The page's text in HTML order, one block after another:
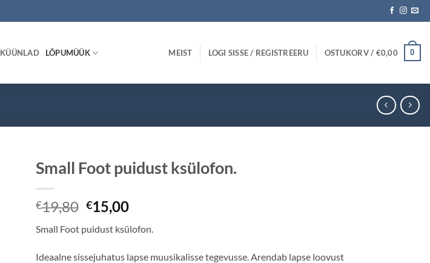
KÜÜNLAD LÕPUMÜÜK MEIST LOGI SISSE / REGISTREERU OSTUKORV / €0,00 0
Small Foot puidust ksülofon.
€19,80 Algne
hind
oli:
€19,80.
€15,00Praegune
on:
€15,00.
Small Foot puidust ksülofon.
Ideaalne sissejuhatus lapse muusikalisse tegevusse. Arendab lapse loovust